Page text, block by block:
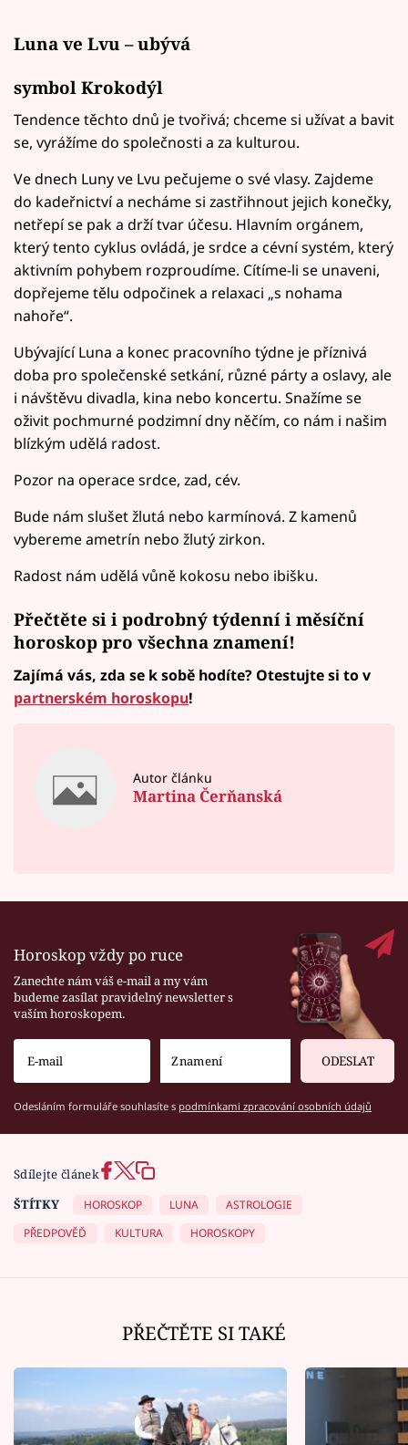
Luna ve Lvu – ubývá
symbol Krokodýl
Tendence těchto dnů je tvořivá; chceme si užívat a bavit
se, vyrážíme do společnosti a za kulturou.
Ve dnech Luny ve Lvu pečujeme o své vlasy. Zajdeme
do kadeřnictví a necháme si zastřihnout jejich konečky,
netřepí se pak a drží tvar účesu. Hlavním orgánem,
který tento cyklus ovládá, je srdce a cévní systém, který
aktivním pohybem rozproudíme. Cítíme-li se unaveni,
dopřejeme tělu odpočinek a relaxaci „s nohama
nahoře“.
Ubývající Luna a konec pracovního týdne je příznivá
doba pro společenské setkání, různé párty a oslavy, ale
i návštěvu divadla, kina nebo koncertu. Snažíme se
oživit pochmurné podzimní dny něčím, co nám i našim
blízkým udělá radost.
Pozor na operace srdce, zad, cév.
Bude nám slušet žlutá nebo karmínová. Z kamenů
vybereme ametrín nebo žlutý zirkon.
Radost nám udělá vůně kokosu nebo ibišku.
Přečtěte si i podrobný týdenní i měsíční
horoskop pro všechna znamení!
Zajímá vás, zda se k sobě hodíte? Otestujte si to v
partnerském horoskopu!
Autor článku
Martina Čerňanská
Horoskop vždy po ruce
Zanechte nám váš e-mail a my vám
budeme zasílat pravidelný newsletter s
vaším horoskopem.
ODESLAT
Odesláním formuláře souhlasíte s podmínkami zpracování osobních údajů
Sdílejte článek
ŠTÍTKY
HOROSKOP LUNA
ASTROLOGIE
PŘEDPOVĚĎ
KULTURA HOROSKOPY
PŘEČTĚTE SI TAKÉ